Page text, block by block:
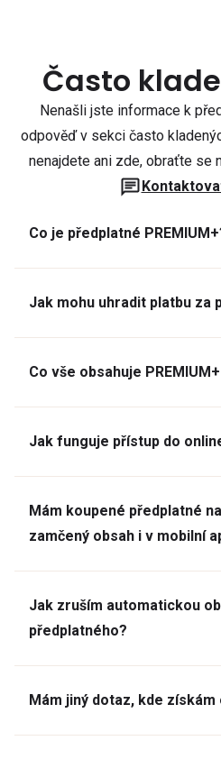
Často
Nenašli jste informace k
odpověď v sekci často
nenajdete ani zde, obraťte se
Co je předplatné
Jak mohu uhradit platbu za
Co vše obsahuje PREMIUM+
Jak funguje přístup do
Mám koupené předplatné
zamčený obsah i v mobilní
Jak zruším automatickou
předplatného?
Mám jiný dotaz, kde získám